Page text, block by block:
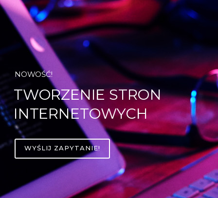
NOWOŚĆ!
TWORZENIE STRON
INTERNETOWYCH
WYŚLIJ ZAPYTANIE!